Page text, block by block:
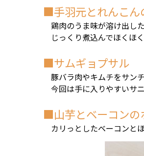
■手羽元とれんこん
鶏肉のうま味が溶け出し
じっくり煮込んでほくほ
■サムギョプサル
豚バラ肉やキムチをサン
今回は手に入りやすいサ
■山芋とベーコン
カリっとしたベーコンと